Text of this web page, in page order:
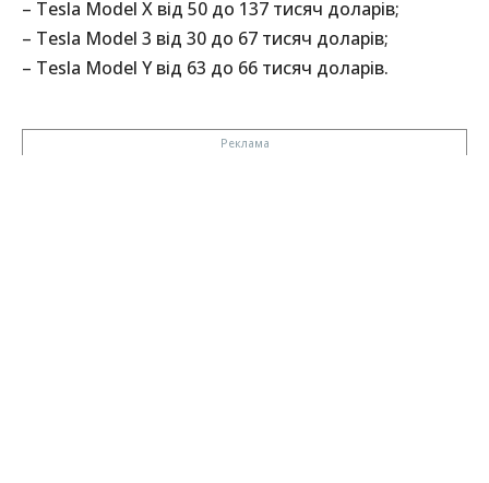
– Tesla Model X від 50 до 137 тисяч доларів;
– Tesla Model 3 від 30 до 67 тисяч доларів;
– Tesla Model Y від 63 до 66 тисяч доларів.